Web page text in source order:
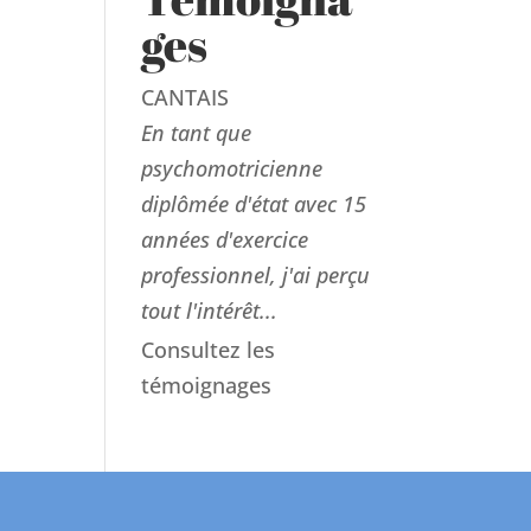
ges
CANTAIS
En tant que
psychomotricienne
diplômée d'état avec 15
années d'exercice
professionnel, j'ai perçu
tout l'intérêt...
Consultez les
témoignages